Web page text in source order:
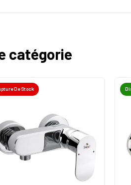
catégorie
De Stock